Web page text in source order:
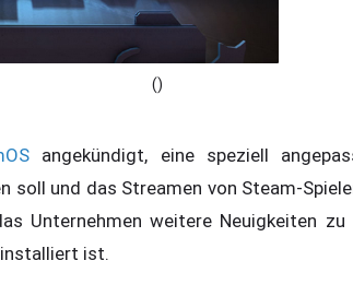
()
angekündigt, eine speziell
soll und das Streamen von Steam-
Unternehmen weitere Neuigkeiten zu
ist.